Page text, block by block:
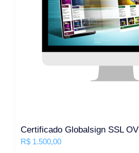
Certificado Globalsign SSL OV
R$ 1.500,00